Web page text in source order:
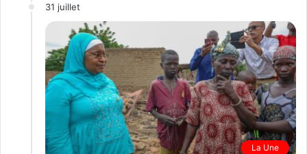
31 juillet
La Une